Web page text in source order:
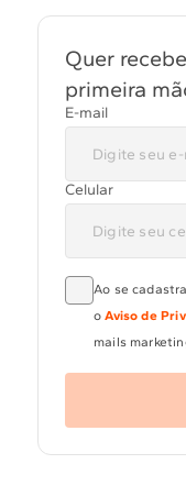
Quer
primeira
E-mail
Celular
Ao se
oAviso de
mails